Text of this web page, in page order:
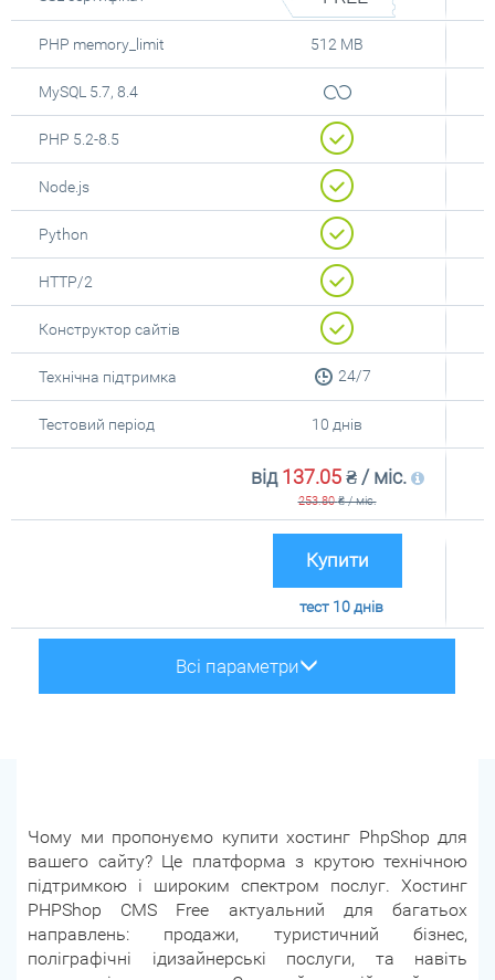
PHP memory_limit 512 MB
MySQL 5.7, 8.4
PHP 5.2-8.5
Node.js
Python
HTTP/2
Конструктор сайтів
Технічна підтримка 24/7
Тестовий період 10 днів
від137.05 ₴/ міс.
253.80 ₴/ міс.
Купити
тест 10 днів
Всі параметри
Чому ми пропонуємо купити хостинг PhpShop для
вашего сайту? Це платформа з крутою технічною
підтримкою і широким спектром послуг. Хостинг
PHPShop CMS Free актуальний для багатьох
направлень: продажи, туристичний бізнес,
поліграфічні ідизайнерські послуги, та навіть